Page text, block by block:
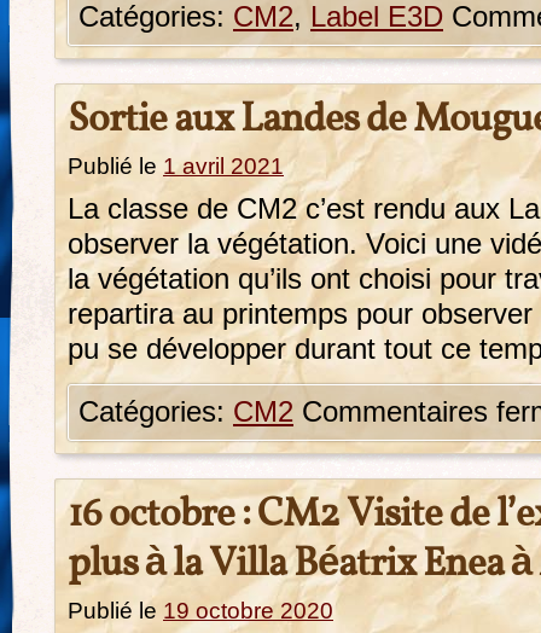
Catégories: CM2, Label E3D
Sortie aux Landes de
Publié le 1 avril 2021
La classe de CM2 c’est rendu aux
observer la végétation. Voici une
la végétation qu’ils ont choisi pour
repartira au printemps pour
pu se développer durant tout ce
Catégories: CM2 Commentaires
16 octobre : CM2 Visite de
plus à la Villa Béatrix Enea
Publié le 19 octobre 2020